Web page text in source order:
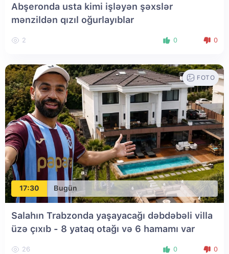
Abşeronda usta kimi işləyən şəxslər
mənzildən qızıl oğurlayıblar
2 0 0
17:30 Bugün
FOTO
Salahın Trabzonda yaşayacağı dəbdəbəli villa
üzə çıxıb - 8 yataq otağı və 6 hamamı var
26 0 0